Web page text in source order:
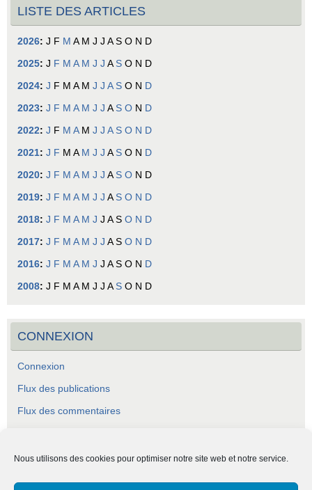
Nous utilisons des cookies pour optimiser notre site web et notre service.
LISTE DES ARTICLES
2026: J F M A M J J A S O N D
2025: J F M A M J J A S O N D
2024: J F M A M J J A S O N D
2023: J F M A M J J A S O N D
2022: J F M A M J J A S O N D
2021: J F M A M J J A S O N D
2020: J F M A M J J A S O N D
2019: J F M A M J J A S O N D
2018: J F M A M J J A S O N D
2017: J F M A M J J A S O N D
2016: J F M A M J J A S O N D
2008: J F M A M J J A S O N D
CONNEXION
Connexion
Flux des publications
Flux des commentaires